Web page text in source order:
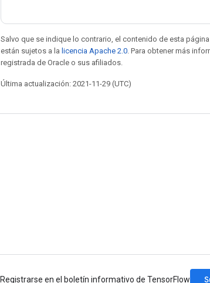
Salvo que se indique lo contrario, el contenido de esta
están sujetos a la licencia Apache 2.0 . Para obtener más
registrada de Oracle o sus afiliados.
Última actualización: 2021-11-29 (UTC)
Registrarse en el boletín informativo de TensorFlow